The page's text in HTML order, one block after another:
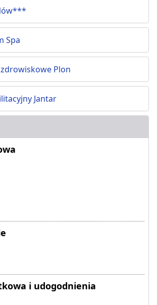
Spa
Plon
Jantar
i udogodnienia